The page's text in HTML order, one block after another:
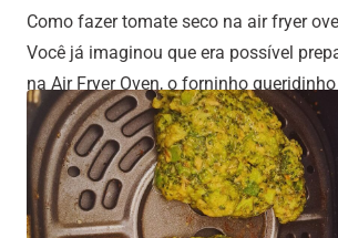
Como fazer tomate seco na air fryer
Você já imaginou que era possível
na Air Fryer Oven, o forninho
Se segura que vamos contar a receita
tim! E principalmente mostrar de forma
passo a passo de como fazer tomate